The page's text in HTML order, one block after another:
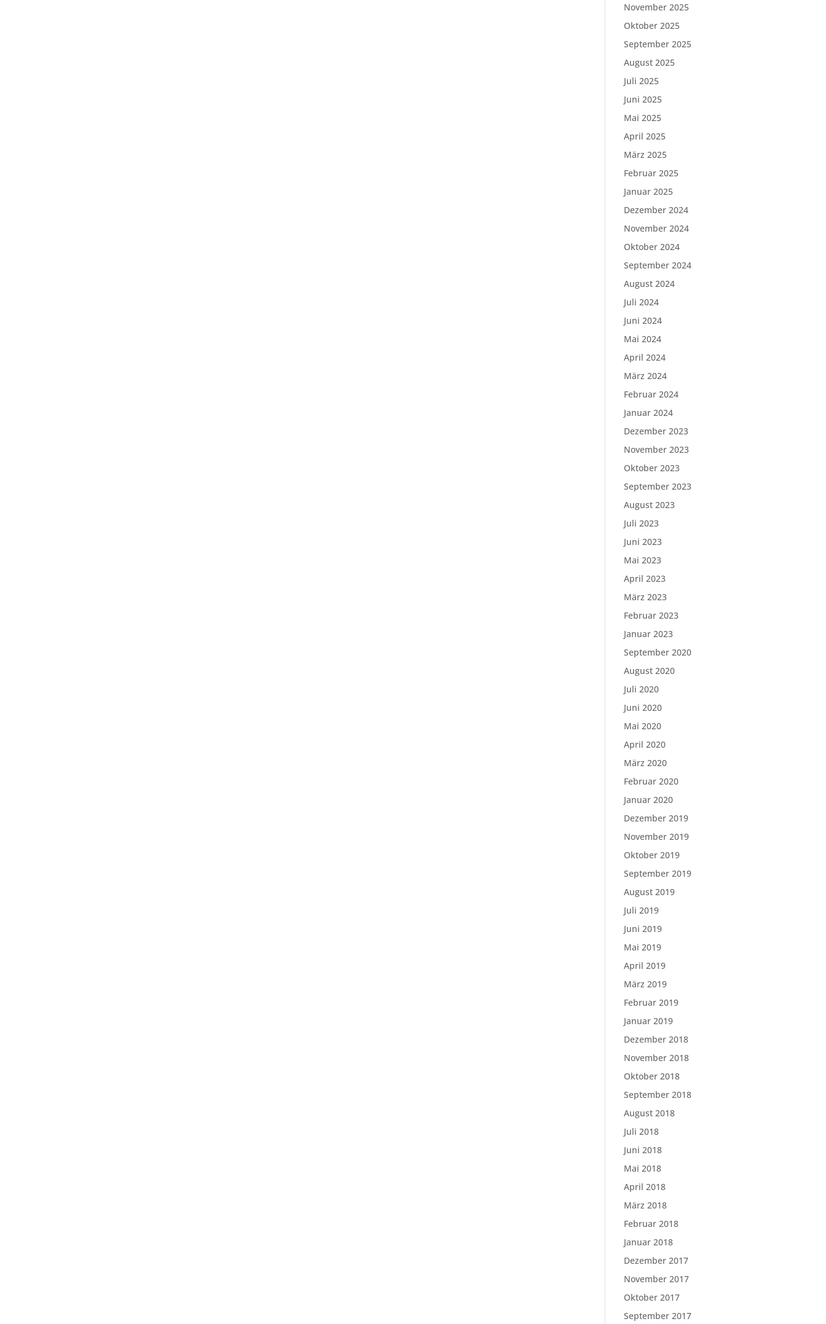
November 2025
Oktober 2025
September 2025
August 2025
Juli 2025
Juni 2025
Mai 2025
April 2025
März 2025
Februar 2025
Januar 2025
Dezember 2024
November 2024
Oktober 2024
September 2024
August 2024
Juli 2024
Juni 2024
Mai 2024
April 2024
März 2024
Februar 2024
Januar 2024
Dezember 2023
November 2023
Oktober 2023
September 2023
August 2023
Juli 2023
Juni 2023
Mai 2023
April 2023
März 2023
Februar 2023
Januar 2023
September 2020
August 2020
Juli 2020
Juni 2020
Mai 2020
April 2020
März 2020
Februar 2020
Januar 2020
Dezember 2019
November 2019
Oktober 2019
September 2019
August 2019
Juli 2019
Juni 2019
Mai 2019
April 2019
März 2019
Februar 2019
Januar 2019
Dezember 2018
November 2018
Oktober 2018
September 2018
August 2018
Juli 2018
Juni 2018
Mai 2018
April 2018
März 2018
Februar 2018
Januar 2018
Dezember 2017
November 2017
Oktober 2017
September 2017